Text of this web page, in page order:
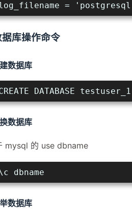
=
库操作命令
数据库
DATABASE
数据库
mysql 的 use dbname
dbname
数据库